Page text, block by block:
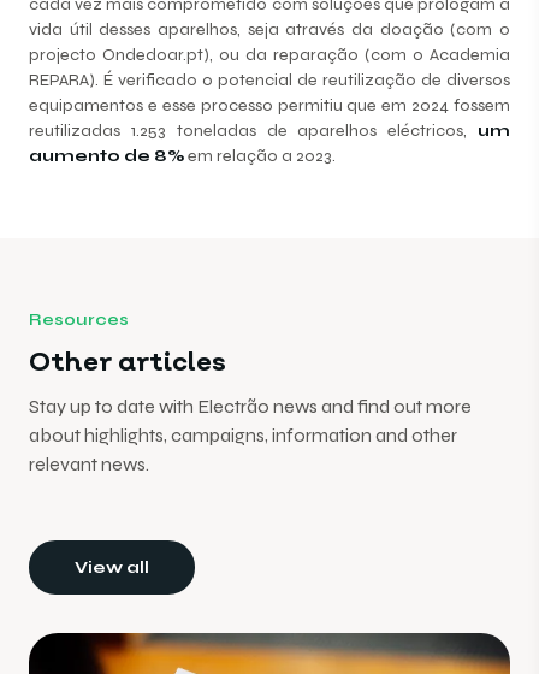
cada vez mais comprometido com soluções que prologam a
vida útil desses aparelhos, seja através da doação (com o
projecto Ondedoar.pt), ou da reparação (com o Academia
REPARA). É verificado o potencial de reutilização de diversos
equipamentos e esse processo permitiu que em 2024 fossem
reutilizadas 1.253 toneladas de aparelhos eléctricos, um
aumento de 8%em relação a 2023.
Resources
Other articles
Stay up to date with Electrão news and find out more
about highlights, campaigns, information and other
relevant news.
View all